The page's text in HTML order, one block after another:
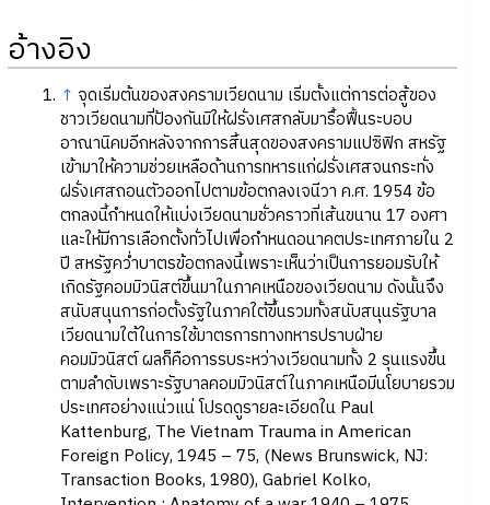
อ้างอิง
↑ จุดเริ่มต้นของสงครามเวียดนาม เริ่มตั้งแต่การต่อสู้ของ
ชาวเวียดนามที่ป้องกันมิให้ฝรั่งเศสกลับมารื้อฟื้นระบอบ
อาณานิคมอีกหลังจากการสิ้นสุดของสงครามแปซิฟิก สหรัฐ
เข้ามาให้ความช่วยเหลือด้านการทหารแก่ฝรั่งเศสจนกระทั่ง
ฝรั่งเศสถอนตัวออกไปตามข้อตกลงเจนีวา ค.ศ. 1954 ข้อ
ตกลงนี้กำหนดให้แบ่งเวียดนามชั่วคราวที่เส้นขนาน 17 องศา
และให้มีการเลือกตั้งทั่วไปเพื่อกำหนดอนาคตประเทศภายใน 2
ปี สหรัฐคว่ำบาตรข้อตกลงนี้เพราะเห็นว่าเป็นการยอมรับให้
เกิดรัฐคอมมิวนิสต์ขึ้นมาในภาคเหนือของเวียดนาม ดังนั้นจึง
สนับสนุนการก่อตั้งรัฐในภาคใต้ขึ้นรวมทั้งสนับสนุนรัฐบาล
เวียดนามใต้ในการใช้มาตรการทางทหารปราบฝ่าย
คอมมิวนิสต์ ผลก็คือการรบระหว่างเวียดนามทั้ง 2 รุนแรงขึ้น
ตามลำดับเพราะรัฐบาลคอมมิวนิสต์ในภาคเหนือมีนโยบายรวม
ประเทศอย่างแน่วแน่ โปรดดูรายละเอียดใน Paul
Kattenburg, The Vietnam Trauma in American
Foreign Policy, 1945 – 75, (News Brunswick, NJ:
Transaction Books, 1980), Gabriel Kolko,